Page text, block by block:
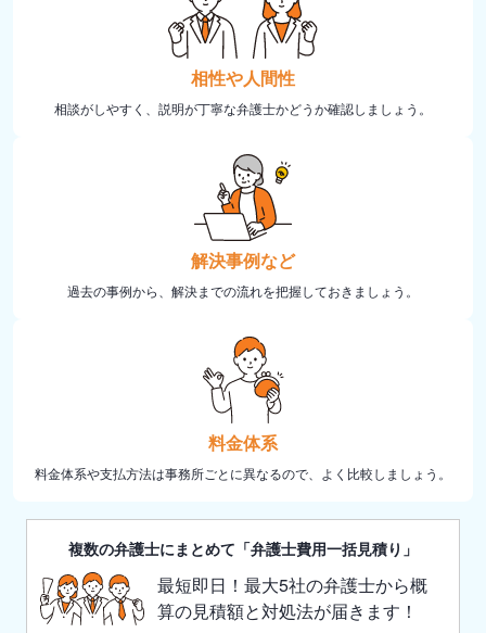
相性や人間性
相談がしやすく、説明が丁寧な弁護士かどうか確認しましょう。
解決事例など
過去の事例から、解決までの流れを把握しておきましょう。
料金体系
料金体系や支払方法は事務所ごとに異なるので、よく比較しましょう。
複数の弁護士にまとめて「弁護士費用一括見積り」
最短即日！最大5社の弁護士から概
算の見積額と対処法が届きます！